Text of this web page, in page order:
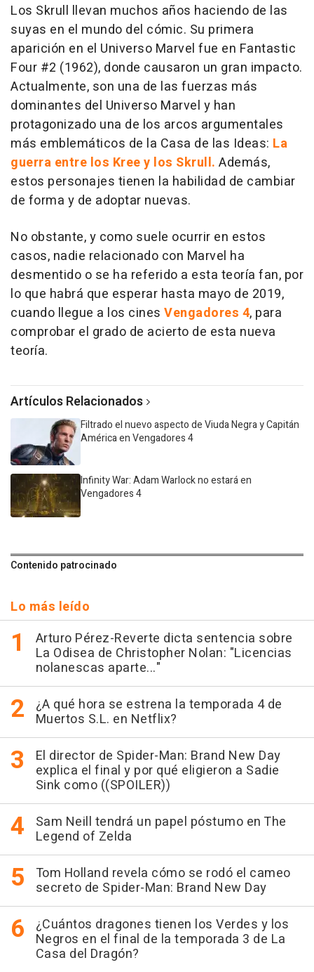
Los Skrull llevan muchos años haciendo de las
suyas en el mundo del cómic. Su primera
aparición en el Universo Marvel fue en Fantastic
Four #2 (1962), donde causaron un gran impacto.
Actualmente, son una de las fuerzas más
dominantes del Universo Marvel y han
protagonizado una de los arcos argumentales
más emblemáticos de la Casa de las Ideas: La
guerra entre los Kree y los Skrull. Además,
estos personajes tienen la habilidad de cambiar
de forma y de adoptar nuevas.
No obstante, y como suele ocurrir en estos
casos, nadie relacionado con Marvel ha
desmentido o se ha referido a esta teoría fan, por
lo que habrá que esperar hasta mayo de 2019,
cuando llegue a los cines Vengadores 4, para
comprobar el grado de acierto de esta nueva
teoría.
Artículos Relacionados
Filtrado el nuevo aspecto de Viuda Negra y Capitán
América en Vengadores 4
Infinity War: Adam Warlock no estará en
Vengadores 4
Contenido patrocinado
Lo más leído
Arturo Pérez-Reverte dicta sentencia sobre
La Odisea de Christopher Nolan: "Licencias
nolanescas aparte..."
¿A qué hora se estrena la temporada 4 de
Muertos S.L. en Netflix?
El director de Spider-Man: Brand New Day
explica el final y por qué eligieron a Sadie
Sink como ((SPOILER))
Sam Neill tendrá un papel póstumo en The
Legend of Zelda
Tom Holland revela cómo se rodó el cameo
secreto de Spider-Man: Brand New Day
¿Cuántos dragones tienen los Verdes y los
Negros en el final de la temporada 3 de La
Casa del Dragón?